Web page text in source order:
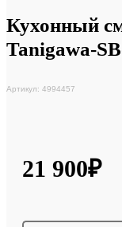
Кухонный
Tanigawa-
Артикул: 4994457
21 900₽